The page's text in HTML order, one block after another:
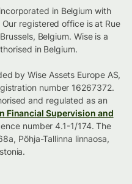
in Belgium with
registered office is at Rue
Belgium. Wise is a
in Belgium.
by Wise Assets Europe AS,
number 16267372.
and regulated as an
Financial Supervision and
number 4.1-1/174. The
Põhja-Tallinna linnaosa,